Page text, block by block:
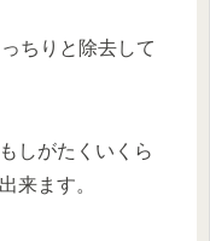
ちりと除去して
しがたくいくら
来ます。